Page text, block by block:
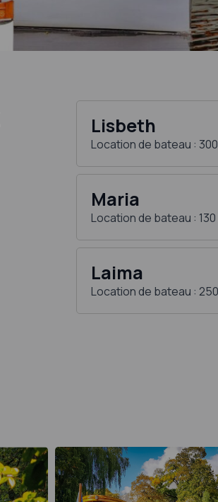
Lisbeth
Location de bateau : 300
Maria
Location de bateau : 130
Laima
Location de bateau : 250